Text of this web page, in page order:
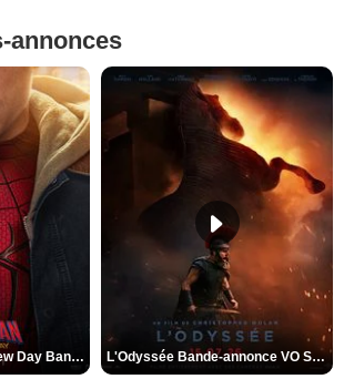
annonces
Spider-Man: Brand New Day Bande-annonce VO STFR L'Odyssée Bande-annonce VO STFR